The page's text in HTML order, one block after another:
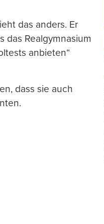
das anders. Er
das Realgymnasium
anbieten“
dass sie auch